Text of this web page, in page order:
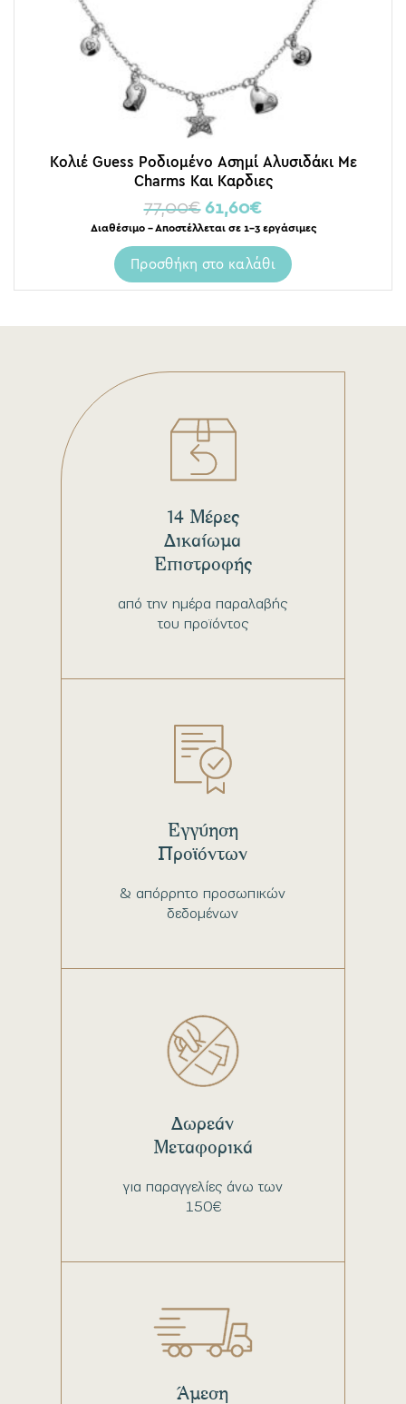
Κολιέ Guess Ροδιομένο Ασημί Αλυσιδάκι Με
Charms Και Καρδιες
77,00€ 61,60€
Διαθέσιμο – Αποστέλλεται σε 1-3 εργάσιμες
Προσθήκη στο καλάθι
από την ημέρα παραλαβής
του προϊόντος
14 Μέρες
Δικαίωμα
Επιστροφής
& απόρρητο προσωπικών
δεδομένων
Εγγύηση
Προϊόντων
για παραγγελίες άνω των
150€
Δωρεάν
Μεταφορικά
Άμεση